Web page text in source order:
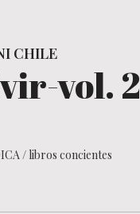
CHILE
vol. 2
/ libros concientes